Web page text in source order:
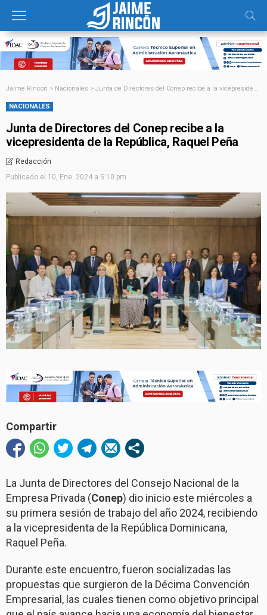
Jaime Rincon > Nacionales > Junta de Directores del Conep recibe a la vicepresidenta de la República, Raquel Peña
NACIONALES
Junta de Directores del Conep recibe a la
vicepresidenta de la República, Raquel Peña
Redacción
Publicado el 10, Ene. 2024 a 5:10 pm
Compartir
La Junta de Directores del Consejo Nacional de la
Empresa Privada (Conep) dio inicio este miércoles a
su primera sesión de trabajo del año 2024, recibiendo
a la vicepresidenta de la República Dominicana,
Raquel Peña.
Durante este encuentro, fueron socializadas las
propuestas que surgieron de la Décima Convención
Empresarial, las cuales tienen como objetivo principal